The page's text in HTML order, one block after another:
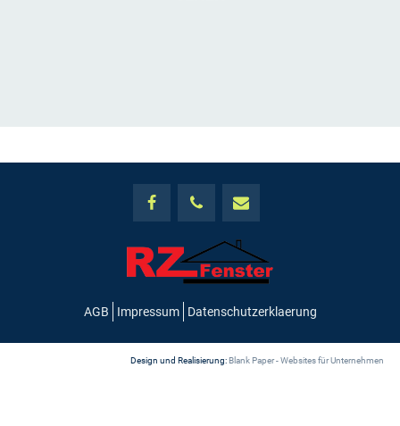
AGB Impressum Datenschutzerklaerung
Design und Realisierung:Blank Paper - Websites für Unternehmen